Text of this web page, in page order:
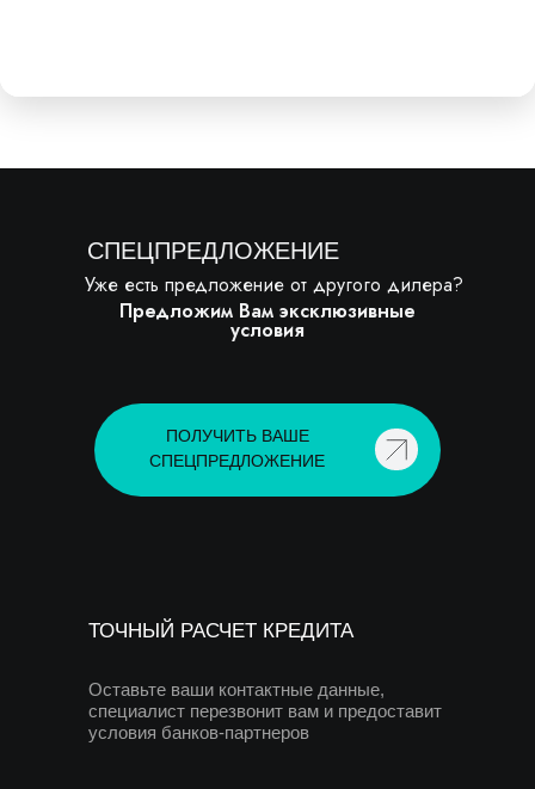
СПЕЦПРЕДЛОЖЕНИЕ
Предложим Вам эксклюзивные
условия
Уже есть предложение от другого дилера?
СПЕЦПРЕДЛОЖЕНИЕ
ПОЛУЧИТЬ ВАШЕ
ТОЧНЫЙ РАСЧЕТ КРЕДИТА
Оставьте ваши контактные данные,
специалист перезвонит вам и предоставит
условия банков-партнеров